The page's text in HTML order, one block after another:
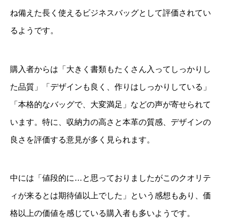
ね備えた長く使えるビジネスバッグとして評価されてい
るようです。
購入者からは「大きく書類もたくさん入ってしっかりし
た品質」「デザインも良く、作りはしっかりしている」
「本格的なバッグで、大変満足」などの声が寄せられて
います。特に、収納力の高さと本革の質感、デザインの
良さを評価する意見が多く見られます。
中には「値段的に…と思っておりましたがこのクオリテ
ィが来るとは期待値以上でした」という感想もあり、価
格以上の価値を感じている購入者も多いようです。